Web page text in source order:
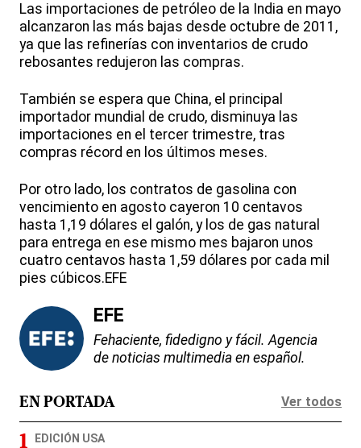
Las importaciones de petróleo de la India en mayo
alcanzaron las más bajas desde octubre de 2011,
ya que las refinerías con inventarios de crudo
rebosantes redujeron las compras.
También se espera que China, el principal
importador mundial de crudo, disminuya las
importaciones en el tercer trimestre, tras
compras récord en los últimos meses.
Por otro lado, los contratos de gasolina con
vencimiento en agosto cayeron 10 centavos
hasta 1,19 dólares el galón, y los de gas natural
para entrega en ese mismo mes bajaron unos
cuatro centavos hasta 1,59 dólares por cada mil
pies cúbicos.EFE
EFE
Fehaciente, fidedigno y fácil. Agencia
de noticias multimedia en español.
EN PORTADA Ver todos
EDICIÓN USA